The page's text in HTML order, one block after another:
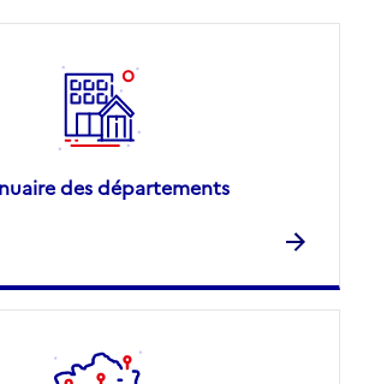
des départements